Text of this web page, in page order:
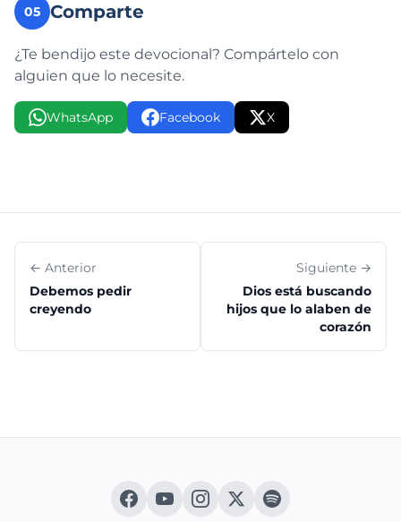
05 Comparte
¿Te bendijo este devocional? Compártelo con
alguien que lo necesite.
WhatsApp Facebook X
← Anterior
Debemos pedir
creyendo
Siguiente →
Dios está buscando
hijos que lo alaben de
corazón